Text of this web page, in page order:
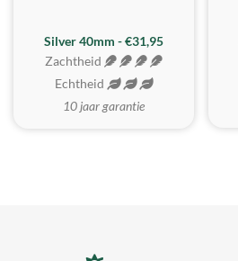
Silver 40mm - €31,95
Zachtheid
Echtheid
10 jaar garantie